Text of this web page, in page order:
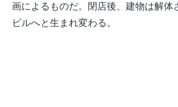
画によるものだ。閉店後、建物は解体
ビルへと生まれ変わる。